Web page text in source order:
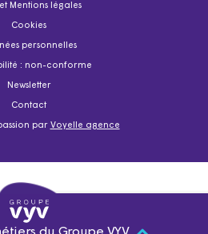
Mentions légales
Cookies
personnelles
: non-conforme
Newsletter
Contact
par Voyelle agence